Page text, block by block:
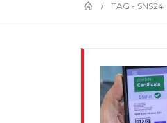
TAG - SNS24